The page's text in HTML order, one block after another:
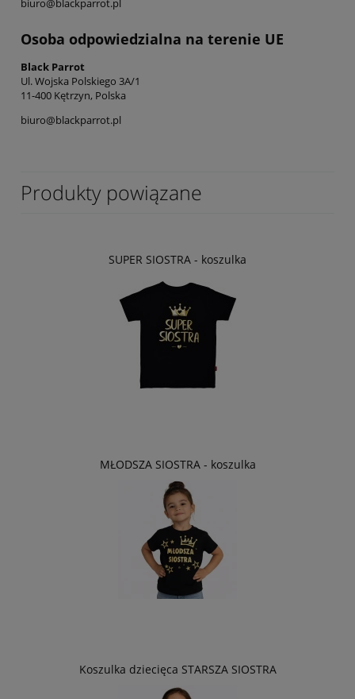
biuro@blackparrot.pl
Osoba odpowiedzialna na terenie UE
Black Parrot
Ul. Wojska Polskiego 3A/1
11-400 Kętrzyn, Polska
biuro@blackparrot.pl
Produkty powiązane
SUPER SIOSTRA - koszulka
MŁODSZA SIOSTRA - koszulka
Koszulka dziecięca STARSZA SIOSTRA